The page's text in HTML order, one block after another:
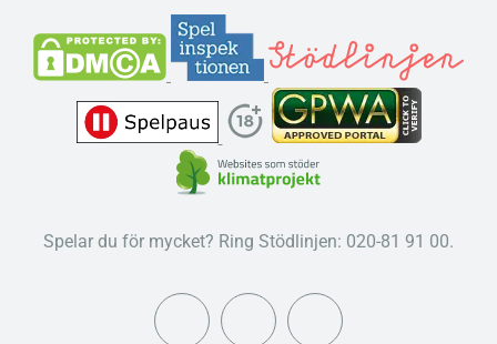
Spelar du för mycket? Ring Stödlinjen: 020-81 91 00.